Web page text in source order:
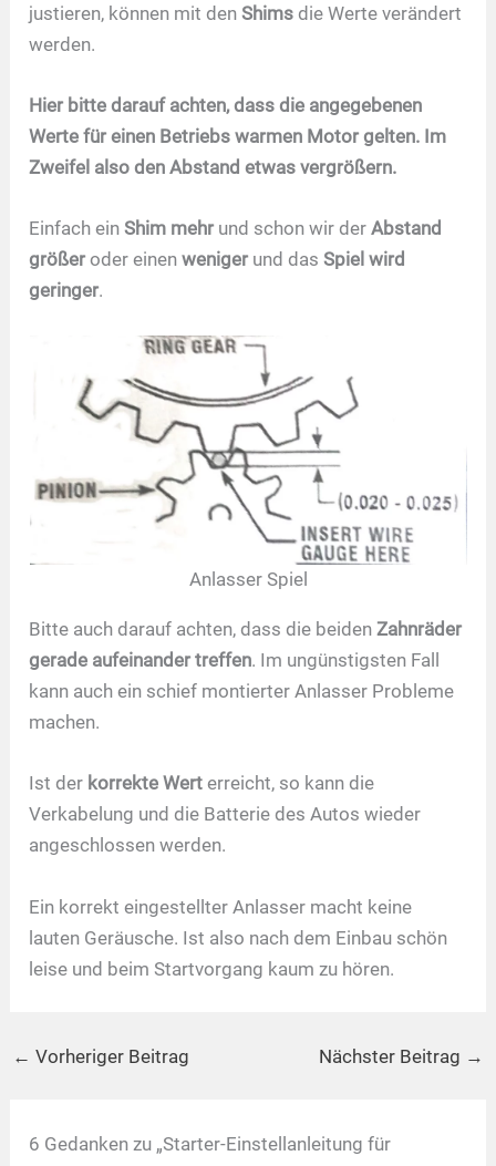
justieren, können mit denShimsdie Werte verändert
werden.
Hier bitte darauf achten, dass die angegebenen
Werte für einen Betriebs warmen Motor gelten. Im
Zweifel also den Abstand etwas vergrößern.
Einfach einShim mehrund schon wir derAbstand
größeroder einenwenigerund dasSpiel wird
geringer.
Anlasser Spiel
Bitte auch darauf achten, dass die beiden Zahnräder
gerade aufeinander treffen. Im ungünstigsten Fall
kann auch ein schief montierter Anlasser Probleme
machen.
Ist der korrekte Wert erreicht, so kann die
Verkabelung und die Batterie des Autos wieder
angeschlossen werden.
Ein korrekt eingestellter Anlasser macht keine
lauten Geräusche. Ist also nach dem Einbau schön
leise und beim Startvorgang kaum zu hören.
← Vorheriger Beitrag Nächster Beitrag →
6 Gedanken zu „Starter-Einstellanleitung für